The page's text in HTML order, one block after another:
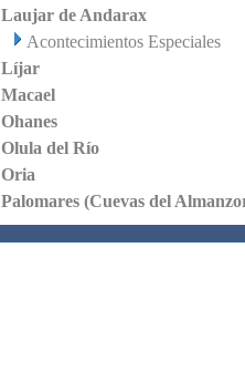
Laujar de Andarax
Acontecimientos Especiales
Líjar
Macael
Ohanes
Olula del Río
Oria
Palomares (Cuevas del